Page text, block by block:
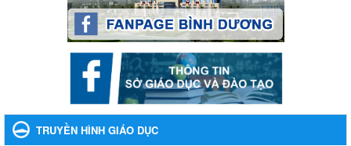
Ngày ban hành: 22/11/2023
Nhắc nhỡ thực hiện thanh toán không dùng tiền mặt các
khoản thu trong nhà trường năm học 2023-2024 và các năm
Nhắc nhỡ thực hiện thanh toán không dùng tiền mặt các khoản
thu trong nhà trường năm học 2023-2024 và các năm tiếp theo
Ngày ban hành: 27/09/2023
TRUYỀN HÌNH GIÁO DỤC